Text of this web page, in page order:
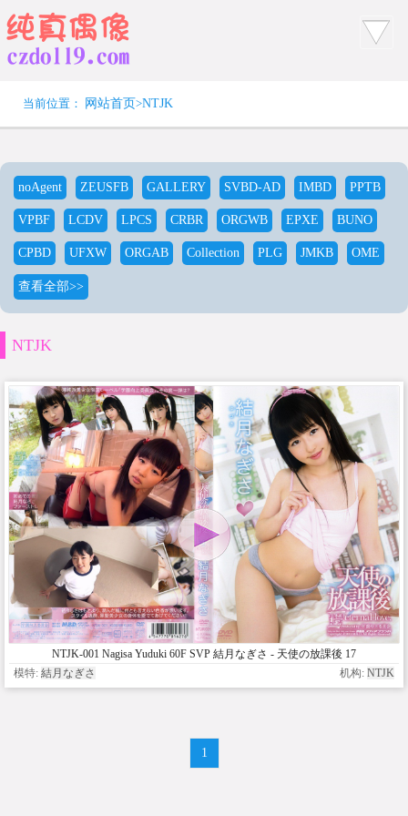
当前位置： 网站首页>NTJK
noAgent ZEUSFB GALLERY SVBD-AD IMBD PPTB
VPBF LCDV LPCS CRBR ORGWB EPXE BUNO
CPBD UFXW ORGAB Collection PLG JMKB OME
查看全部>>
NTJK
NTJK-001 Nagisa Yuduki 60F SVP 結月なぎさ - 天使の放課後 17
模特: 結月なぎさ 机构: NTJK
1